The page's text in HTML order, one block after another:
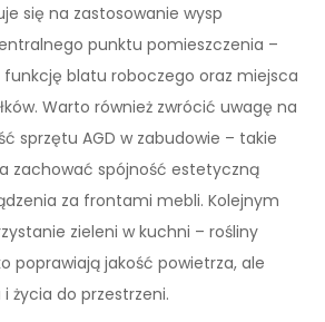
się na zastosowanie wysp
punktu pomieszczenia –
funkcję blatu roboczego oraz miejsca
Warto również zwrócić uwagę na
sprzętu AGD w zabudowie – takie
zachować spójność estetyczną
za frontami mebli. Kolejnym
zieleni w kuchni – rośliny
poprawiają jakość powietrza, ale
życia do przestrzeni.